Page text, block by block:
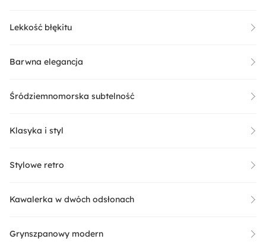
Lekkość błękitu
Barwna elegancja
Śródziemnomorska subtelność
Klasyka i styl
Stylowe retro
Kawalerka w dwóch odsłonach
Grynszpanowy modern